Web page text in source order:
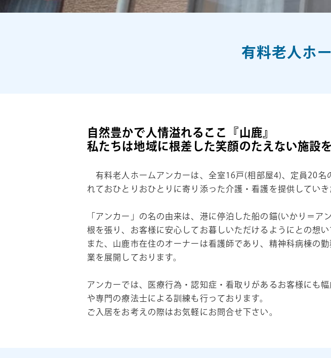
有料老人ホ
自然豊かで人情溢れるここ『山鹿』
私たちは地域に根差した笑顔のたえない施設
有料老人ホームアンカーは、全室16戸(相部屋4)、定員20
れておひとりおひとりに寄り添った介護・看護を提供していき
「アンカー」の名の由来は、港に停泊した船の錨(いかり＝
根を張り、お客様に安心してお暮しいただけるようにとの想い
また、山鹿市在住のオーナーは看護師であり、精神科病棟の
業を展開しております。
アンカーでは、医療行為・認知症・看取りがあるお客様にも
や専門の療法士による訓練も行っております。
ご入居をお考えの際はお気軽にお問合せ下さい。